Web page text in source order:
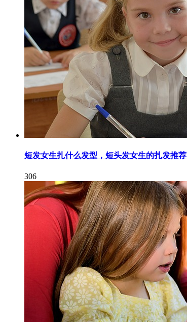
短发女生扎什么发型，短头发女生的扎发推荐
306